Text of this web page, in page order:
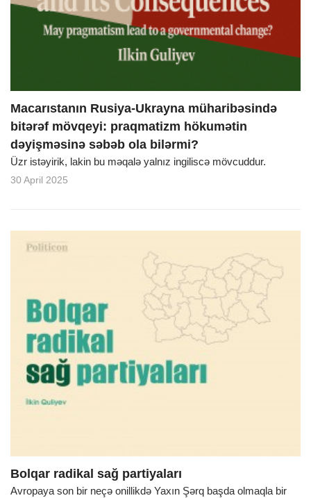
Macarıstanın Rusiya-Ukrayna müharibəsində
bitərəf mövqeyi: praqmatizm hökumətin
dəyişməsinə səbəb ola bilərmi?
Üzr istəyirik, lakin bu məqalə yalnız ingiliscə mövcuddur.
30 April 2025
Bolqar radikal sağ partiyaları
Avropaya son bir neçə onillikdə Yaxın Şərq başda olmaqla bir